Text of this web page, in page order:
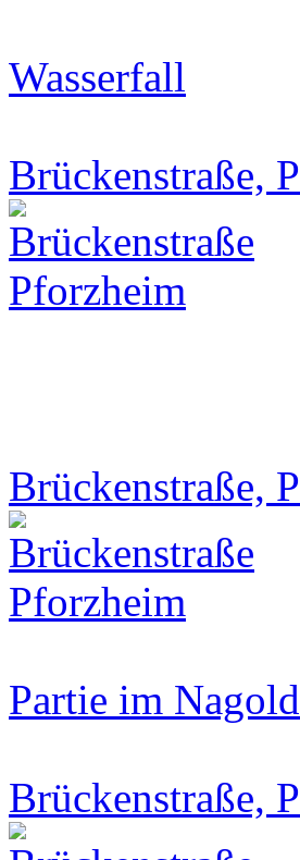
Wasserfall
Brückenstraße,
Brückenstraße,
Partie im
Brückenstraße,